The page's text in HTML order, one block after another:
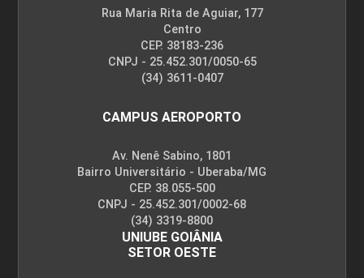
CAMPUS CEMIG
Araxá/MG
Rua Maria Rita de Aguiar, 177
Centro
CNPJ - 25.452.301/0050-65
CAMPUS AEROPORTO
Av. Nenê Sabino, 1801
Bairro Universitário - Uberaba/MG
CEP. 38.055-500
CNPJ - 25.452.301/0002-68